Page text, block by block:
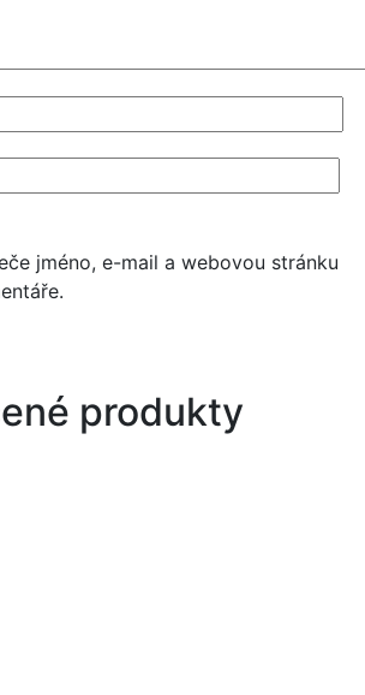
jméno, e-mail a webovou stránku
produkty